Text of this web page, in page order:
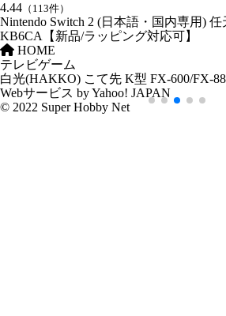
4.44 （113件）
Nintendo Switch 2 (日本語・国内専用) 任
KB6CA【新品/ラッピング対応可】
HOME
テレビゲーム
白光(HAKKO) こて先 K型 FX-600/FX-
Webサービス by Yahoo! JAPAN
© 2022 Super Hobby Net